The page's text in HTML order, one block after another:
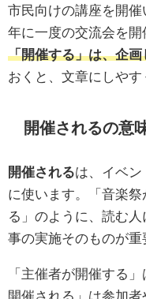
市民向けの講座を開催
年に一度の交流会を開
「開催する」は、企
おくと、文章にしやす
開催されるの意
開催されるは、イベン
に使います。「音楽
る」のように、読む
事の実施そのものが重
「主催者が開催する
開催される」は参加